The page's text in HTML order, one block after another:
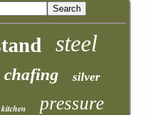
steel
chafing silver
kitchen pressure